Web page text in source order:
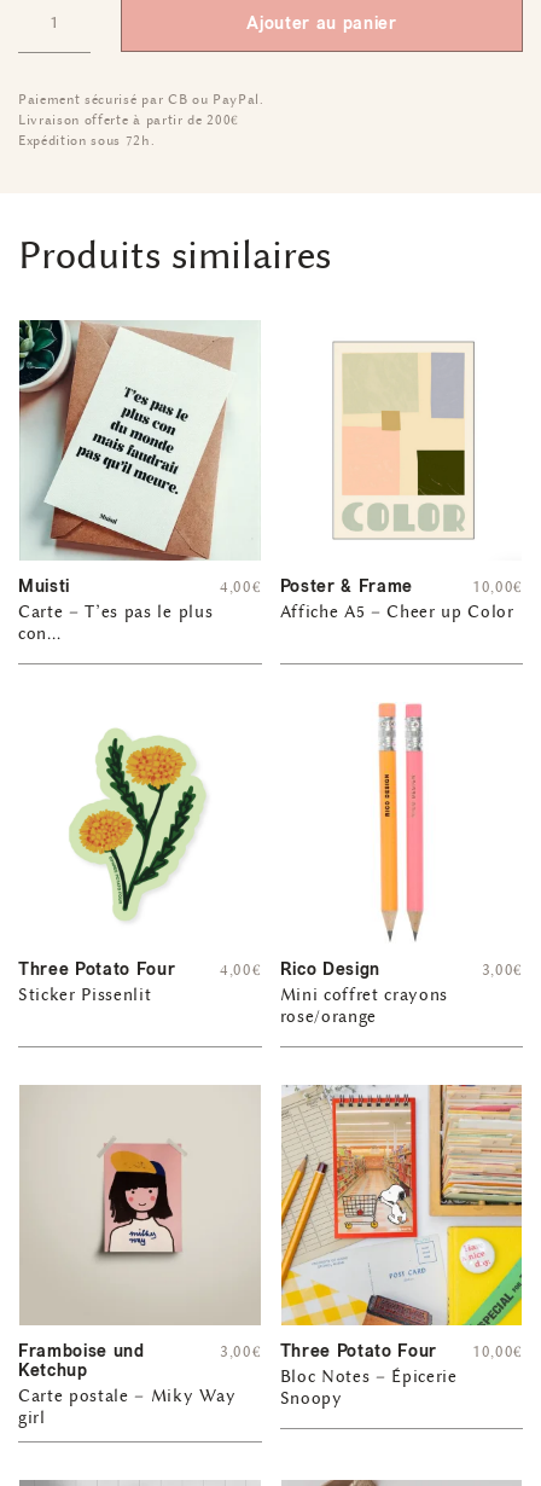
Ajouter au panier
Paiement sécurisé par CB ou PayPal.
Livraison offerte à partir de 200€
Expédition sous 72h.
Produits similaires
Muisti
Carte – T’es pas le plus
con…
4,00€ Poster & Frame
Affiche A5 – Cheer up Color
10,00€
Three Potato Four
Sticker Pissenlit
4,00€ Rico Design
Mini coffret crayons
rose/orange
3,00€
Framboise und
Ketchup
Carte postale – Miky Way
girl
3,00€ Three Potato Four
Bloc Notes – Épicerie
Snoopy
10,00€